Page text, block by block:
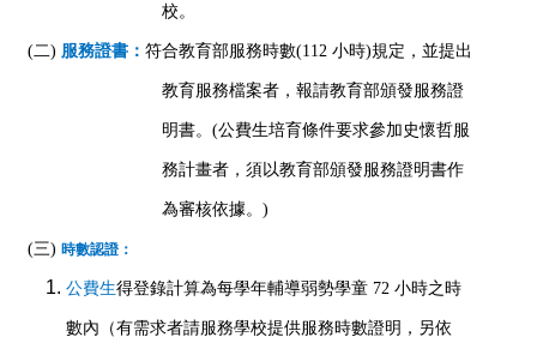
校。
(二) 服務證書：符合教育部服務時數(112 小時)規定，並提出
教育服務檔案者，報請教育部頒發服務證
明書。(公費生培育條件要求參加史懷哲服
務計畫者，須以教育部頒發服務證明書作
為審核依據。)
(三)時數認證：
公費生得登錄計算為每學年輔導弱勢學童 72 小時之時
數內（有需求者請服務學校提供服務時數證明，另依